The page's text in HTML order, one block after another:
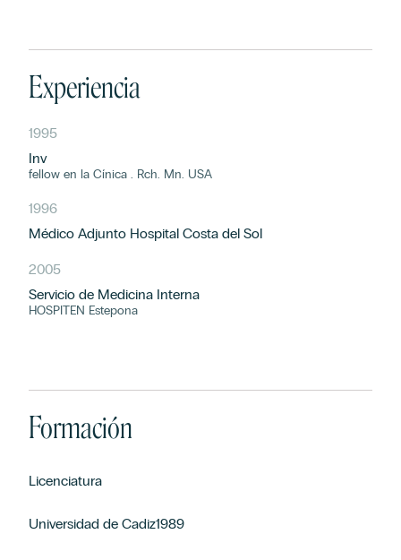
Experiencia
1995
Inv
fellow en la Cínica . Rch. Mn. USA
1996
Médico Adjunto Hospital Costa del Sol
2005
Servicio de Medicina Interna
HOSPITEN Estepona
Formación
Licenciatura
Universidad de Cadiz1989